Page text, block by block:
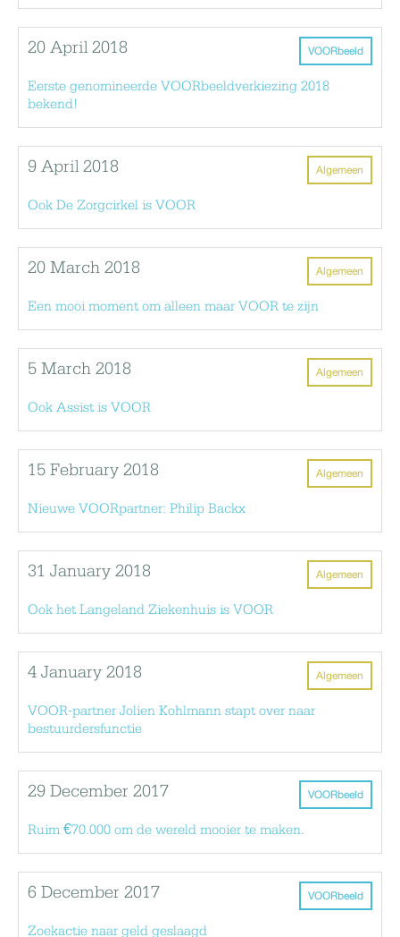
VOORbeeld
20 April 2018
Eerste genomineerde VOORbeeldverkiezing 2018
bekend!
Algemeen
9 April 2018
Ook De Zorgcirkel is VOOR
Algemeen
20 March 2018
Een mooi moment om alleen maar VOOR te zijn
Algemeen
5 March 2018
Ook Assist is VOOR
Algemeen
15 February 2018
Nieuwe VOORpartner: Philip Backx
Algemeen
31 January 2018
Ook het Langeland Ziekenhuis is VOOR
Algemeen
4 January 2018
VOOR-partner Jolien Kohlmann stapt over naar
bestuurdersfunctie
VOORbeeld
29 December 2017
Ruim €70.000 om de wereld mooier te maken.
VOORbeeld
6 December 2017
Zoekactie naar geld geslaagd